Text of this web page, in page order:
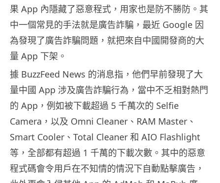
果 App 內隱藏了惡意程式，用家也是防不勝防。其
中一個常見的手法就是廣告詐騙，最近 Google 因
為發現了廣告詐騙問題，就把來自中國開發商的大
量 App 下架。
據 BuzzFeed News 的消息指，他們早前發現了大
量中國 App 涉及廣告詐騙行為，當中不乏相對熱門
的 App，例如被下載超過 5 千萬次的 Selfie
Camera，以及 Omni Cleaner、RAM Master、
Smart Cooler、Total Cleaner 和 AIO Flashlight
等，全部都有超過 1 千萬的下載次數。其中的惡意
程式碼會令用戶在不知情的情況下自動點擊廣告，